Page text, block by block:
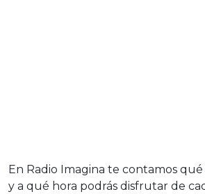
En Radio Imagina te contamos
y a qué hora podrás disfrutar de